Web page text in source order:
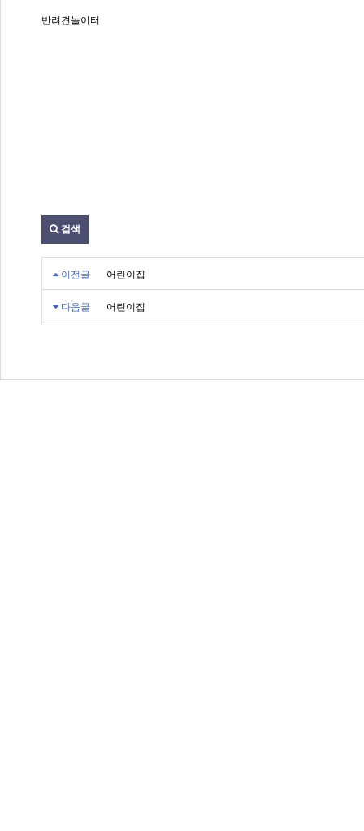
반려견놀이터
검색
이전글 어린이집
다음글 어린이집